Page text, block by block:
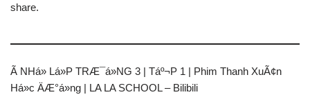
share.
Ã NHá» Lá»P TRÆ¯á»NG 3 | Táº¬P 1 | Phim Thanh XuÃ¢n
Há»c ÄÆ°á»ng | LA LA SCHOOL – Bilibili